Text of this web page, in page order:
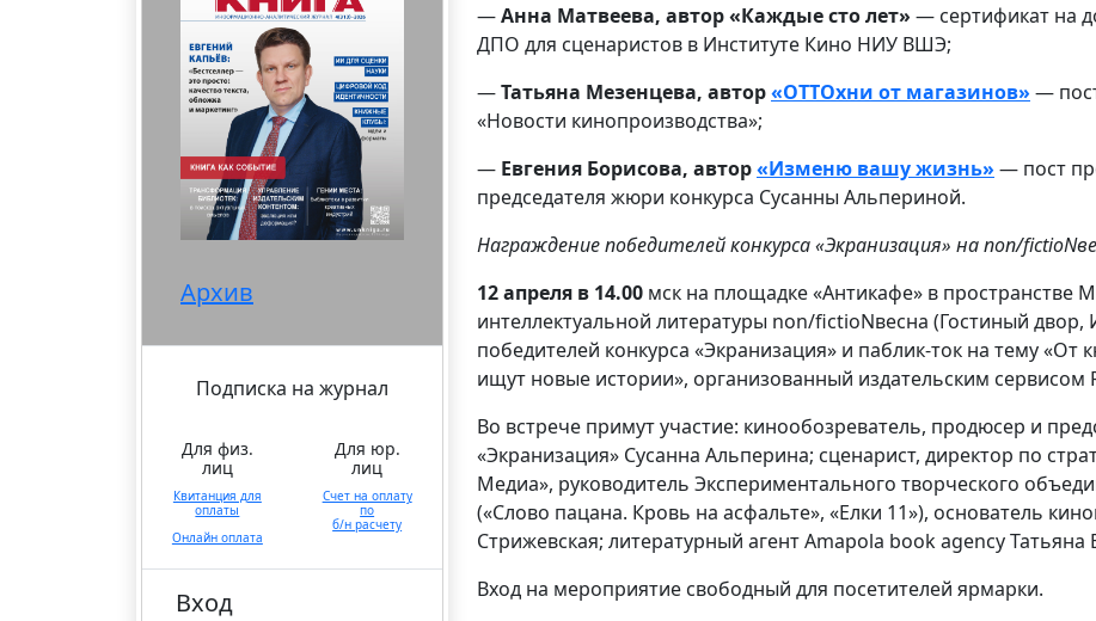
Архив
Подписка на журнал
Для физ.
лиц
Квитанция для
оплаты
Онлайн оплата
Для юр.
лиц
Счет на оплату
по
б/н расчету
Вход
—Анна Матвеева, автор «Каждые сто лет» — сертификат на
ДПО для сценаристов в Институте Кино НИУ ВШЭ;
—Татьяна Мезенцева, автор«ОТТОхни от магазинов» —
«Новости кинопроизводства»;
— Евгения Борисова, автор«Изменю вашу жизнь» — пост
председателя жюри конкурса Сусанны Альпериной.
Награждение победителей конкурса «Экранизация» на non/
12 апреля в 14.00 мск на площадке «Антикафе» в пространстве
интеллектуальной литературы non/fictioNвесна (Гостиный двор,
победителей конкурса «Экранизация» и паблик-ток на тему
ищут новые истории», организованный издательским сервисом
Во встрече примут участие: кинообозреватель, продюсер и
«Экранизация» Сусанна Альперина; сценарист, директор по
Медиа», руководитель Экспериментального творческого
(«Слово пацана. Кровь на асфальте», «Елки 11»), основатель
Стрижевская; литературный агент Amapola book agency Татьяна
Вход на мероприятие свободный для посетителей ярмарки.